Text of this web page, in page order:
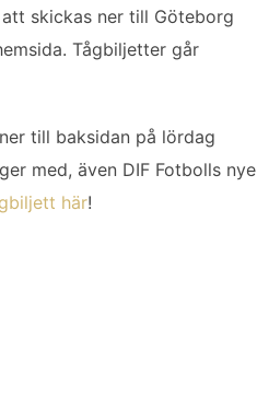
skickas ner till Göteborg
Tågbiljetter går
till baksidan på lördag
med, även DIF Fotbolls nye
här!